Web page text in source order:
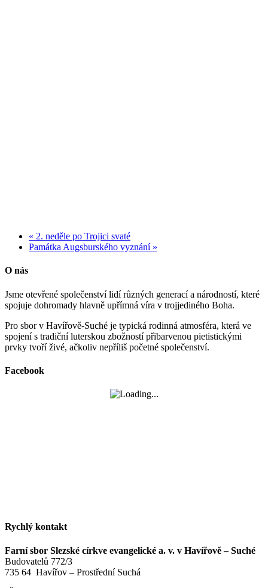
« 2. neděle po Trojici svaté
Památka Augsburského vyznání »
O nás
Jsme otevřené společenství lidí různých generací a národností, které
spojuje dohromady hlavně upřímná víra v trojjediného Boha.
Pro sbor v Havířově-Suché je typická rodinná atmosféra, která ve
spojení s tradiční luterskou zbožností přibarvenou pietistickými
prvky tvoří živé, ačkoliv nepříliš početné společenství.
Facebook
Rychlý kontakt
Farní sbor Slezské církve evangelické a. v. v Havířově – Suché
Budovatelů 772/3
735 64 Havířov – Prostřední Suchá